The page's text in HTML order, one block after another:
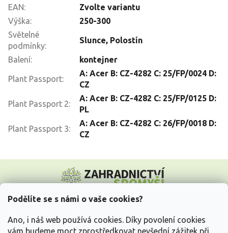
Podělíte se s námi o vaše cookies?
Ano, i náš web používá cookies. Díky povolení cookies
vám budeme moct zprostředkovat nevšední zážitek při
EAN:
Zvolte variantu
Výška:
250-300
Světelné
podmínky:
Slunce, Polostín
Balení: kontejner
Plant Passport:
A: Acer B: CZ-4282 C: 25/FP/0024 D:
CZ
Plant Passport 2:
A: Acer B: CZ-4282 C: 25/FP/0125 D:
PL
Plant Passport 3:
A: Acer B: CZ-4282 C: 26/FP/0018 D:
CZ
p
Vše o nákupu